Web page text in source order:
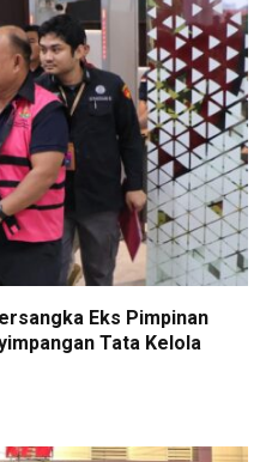
Eks Pimpinan
Tata Kelola